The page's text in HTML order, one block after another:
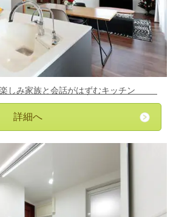
楽しみ家族と会話がはずむキッチン
詳細へ